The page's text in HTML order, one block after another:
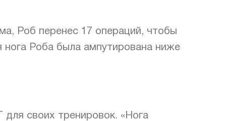
Роб перенес 17 операций, чтобы
нога Роба была ампутирована ниже
своих тренировок. «Нога